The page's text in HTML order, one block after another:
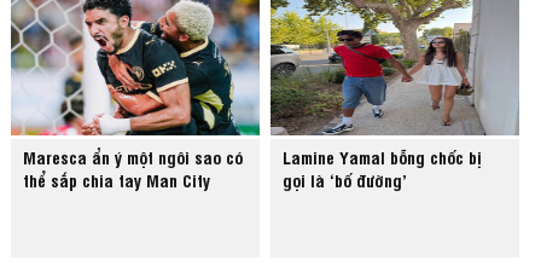
Maresca ẩn ý một ngôi sao có
thể sắp chia tay Man City
Lamine Yamal bỗng chốc bị
gọi là ‘bố đường’